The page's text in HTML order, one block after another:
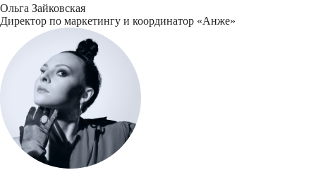
Ольга Зайковская
Директор по маркетингу и координатор «Анже»